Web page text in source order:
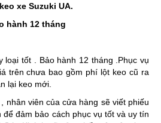
xe Suzuki UA.
hành 12 tháng
loại tốt . Bảo hành 12 tháng .Phục vụ
trên chưa bao gồm phí lột keo cũ ra
lại keo mới.
nhân viên của cửa hàng sẽ viết phiếu
để đảm bảo cách phục vụ tốt và uy tín